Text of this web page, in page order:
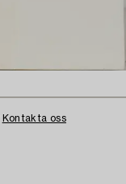
Kontakta oss